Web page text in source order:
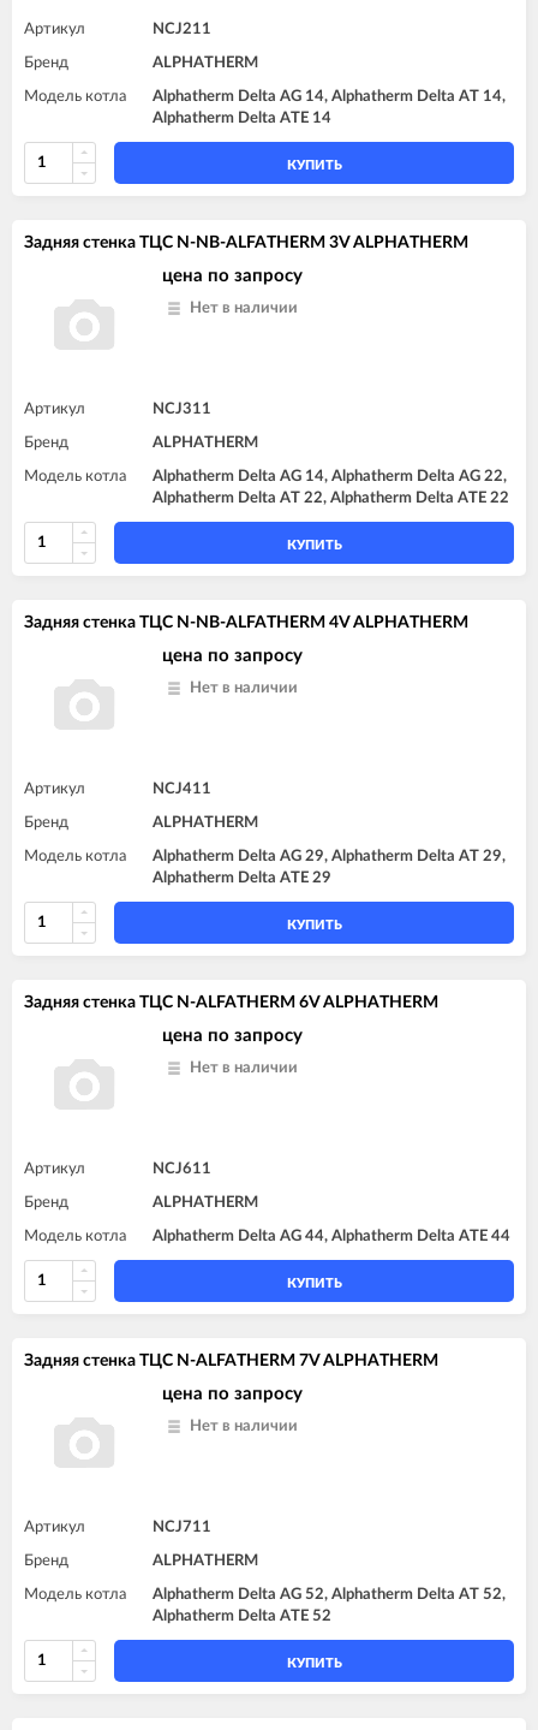
Артикул NCJ211
Бренд ALPHATHERM
Модель котла
Alphatherm Delta AG 14, Alphatherm Delta AT 14,
Alphatherm Delta ATE 14
КУПИТЬ
Задняя стенка TЦC N-NB-ALFATHERM 3V ALPHATHERM
цена по запросу
Нет в наличии
Артикул NCJ311
Бренд ALPHATHERM
Модель котла
Alphatherm Delta AG 14, Alphatherm Delta AG 22,
Alphatherm Delta AT 22, Alphatherm Delta ATE 22
КУПИТЬ
Задняя стенка TЦC N-NB-ALFATHERM 4V ALPHATHERM
цена по запросу
Нет в наличии
Артикул NCJ411
Бренд ALPHATHERM
Модель котла
Alphatherm Delta AG 29, Alphatherm Delta AT 29,
Alphatherm Delta ATE 29
КУПИТЬ
Задняя стенка TЦC N-ALFATHERM 6V ALPHATHERM
цена по запросу
Нет в наличии
Артикул NCJ611
Бренд ALPHATHERM
Модель котла Alphatherm Delta AG 44, Alphatherm Delta ATE 44
КУПИТЬ
Задняя стенка TЦC N-ALFATHERM 7V ALPHATHERM
цена по запросу
Нет в наличии
Артикул NCJ711
Бренд ALPHATHERM
Модель котла
Alphatherm Delta AG 52, Alphatherm Delta AT 52,
Alphatherm Delta ATE 52
КУПИТЬ